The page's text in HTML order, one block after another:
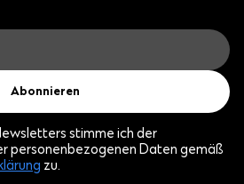
Abonnieren
stimme ich der
personenbezogenen Daten gemäß
zu.